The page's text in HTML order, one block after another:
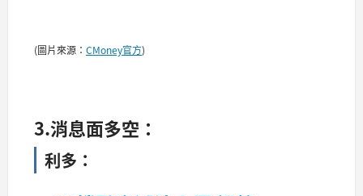
(圖片來源： CMoney官方)
3.消息面多空：
利多：